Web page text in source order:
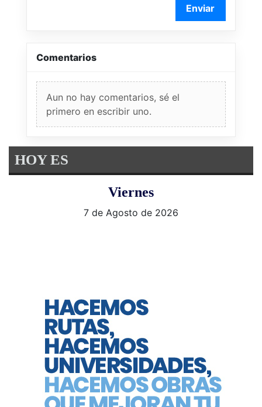
Enviar
Comentarios
Aun no hay comentarios, sé el
primero en escribir uno.
HOY ES
Viernes
7 de Agosto de 2026